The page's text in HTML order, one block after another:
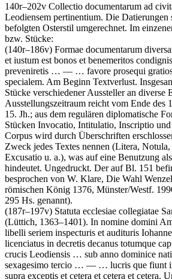
140r–202v Collectio documentarum ad
Leodiensem pertinentium. Die Datierungen
befolgten Osterstil umgerechnet. Im
bzw. Stücke:
(140r–186v) Formae documentarum
et iustum est bonos et benemeritos
preveniretis … — … favore prosequi
specialem. Am Beginn Textverlust.
Stücke verschiedener Aussteller an diverse
Ausstellungszeitraum reicht vom Ende des
15. Jh.; aus dem regulären diplomatische
Stücken Invocatio, Intitulatio, Inscriptio
Corpus wird durch Überschriften
Zweck jedes Textes nennen (Litera, Notula,
Excusatio u. a.), was auf eine Benutzung
hindeutet. Ungedruckt. Der auf Bl. 151
besprochen von W. Klare, Die Wahl
römischen König 1376, Münster/Westf.
295 Hs. genannt).
(187r–197v) Statuta ecclesiae collegiatae
(Lüttich, 1363–1401). In nomine domini
libelli seriem inspecturis et audituris
licenciatus in decretis decanus totumque
crucis Leodiensis … sub anno dominice
sexagesimo tercio … — … lucris que fiunt
supra exceptis et cetera et cetera et cetera.